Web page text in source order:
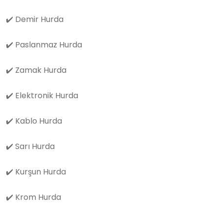
✔️ Demir Hurda
✔️ Paslanmaz Hurda
✔️ Zamak Hurda
✔️ Elektronik Hurda
✔️ Kablo Hurda
✔️ Sarı Hurda
✔️ Kurşun Hurda
✔️ Krom Hurda